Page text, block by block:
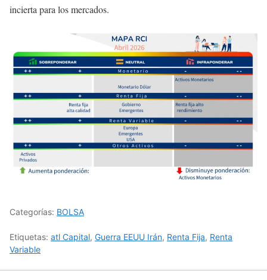
incierta para los mercados.
Categorías: BOLSA
Etiquetas: atl Capital, Guerra EEUU Irán, Renta Fija, Renta
Variable